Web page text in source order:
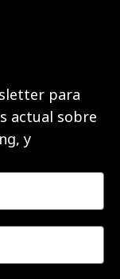
para
actual sobre
y